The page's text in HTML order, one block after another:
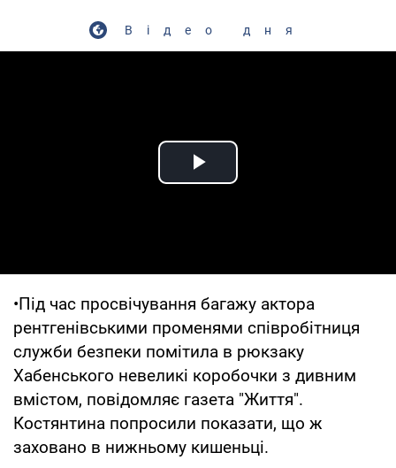
Відео дня
Play Video
•Під час просвічування багажу актора
рентгенівськими променями співробітниця
служби безпеки помітила в рюкзаку
Хабенського невеликі коробочки з дивним
вмістом, повідомляє газета "Життя".
Костянтина попросили показати, що ж
заховано в нижньому кишеньці.